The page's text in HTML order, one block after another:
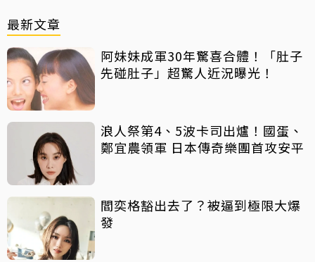
最新文章
阿妹妹成軍30年驚喜合體！「肚子
先碰肚子」超驚人近況曝光！
浪人祭第4、5波卡司出爐！國蛋、
鄭宜農領軍 日本傳奇樂團首攻安平
閻奕格豁出去了？被逼到極限大爆
發